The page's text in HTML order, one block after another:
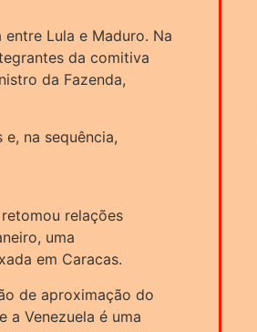
Lula e Maduro. Na
da comitiva
da Fazenda,
na sequência,
relações
uma
em Caracas.
de aproximação do
a Venezuela é uma